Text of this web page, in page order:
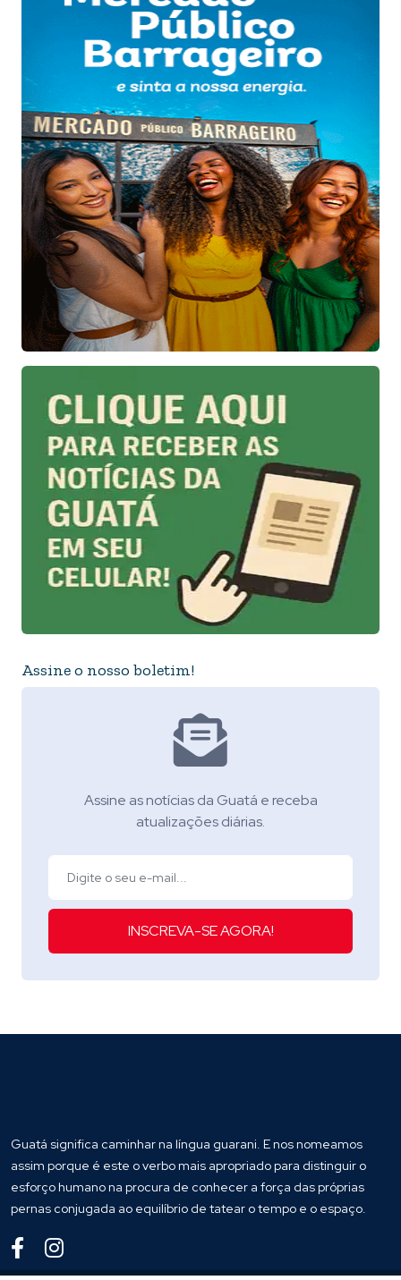
Assine o nosso boletim!
Assine as notícias da Guatá e receba
atualizações diárias.
INSCREVA-SE AGORA!
Guatá significa caminhar na língua guarani. E nos nomeamos
assim porque é este o verbo mais apropriado para distinguir o
esforço humano na procura de conhecer a força das próprias
pernas conjugada ao equilíbrio de tatear o tempo e o espaço.